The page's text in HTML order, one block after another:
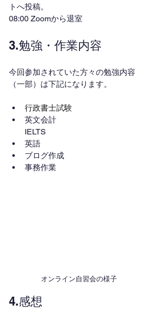
トへ投稿。
08:00 Zoomから退室
3.勉強・作業内容
今回参加されていた方々の勉強内容
（一部）は下記になります。
行政書士試験
英文会計
IELTS
英語
ブログ作成
事務作業
オンライン自習会の様子
4.感想